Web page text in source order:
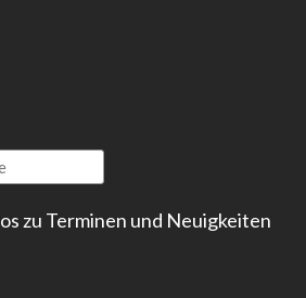
zu Terminen und Neuigkeiten